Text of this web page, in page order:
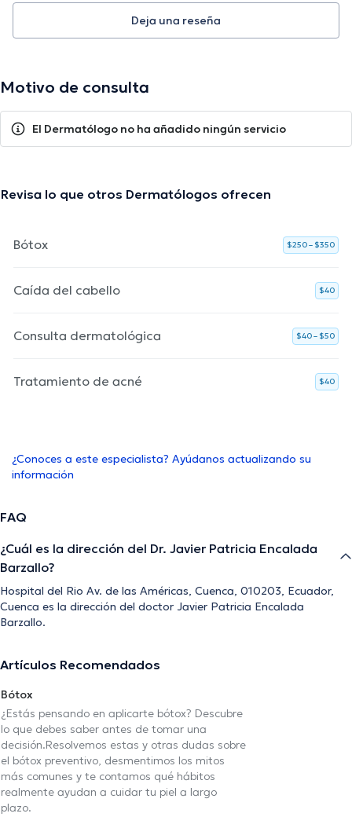
Deja una reseña
Motivo de consulta
El Dermatólogo no ha añadido ningún servicio
Revisa lo que otros Dermatólogos ofrecen
Bótox $250 – $350
Caída del cabello $40
Consulta dermatológica $40 – $50
Tratamiento de acné $40
¿Conoces a este especialista? Ayúdanos actualizando su
información
FAQ
¿Cuál es la dirección del Dr. Javier Patricia Encalada
Barzallo?
Hospital del Rio Av. de las Américas, Cuenca, 010203, Ecuador,
Cuenca es la dirección del doctor Javier Patricia Encalada
Barzallo.
Artículos Recomendados
Bótox
¿Estás pensando en aplicarte bótox? Descubre
lo que debes saber antes de tomar una
decisión.Resolvemos estas y otras dudas sobre
el bótox preventivo, desmentimos los mitos
más comunes y te contamos qué hábitos
realmente ayudan a cuidar tu piel a largo
plazo.